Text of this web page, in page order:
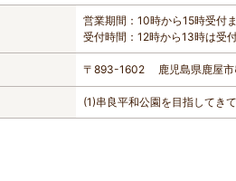
営業期間：10時から15時受付
受付時間：12時から13時は受
〒893-1602 鹿児島県鹿屋市
(1)串良平和公園を目指してき